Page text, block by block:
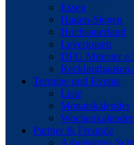
Essen
Hagen-Siegen
Hochsauerland
Leverkusen
DFG Münster
Termine und Events
Liste
Monatskalender
Wochenkalender
Partner & Freunde
Arbeitskreis